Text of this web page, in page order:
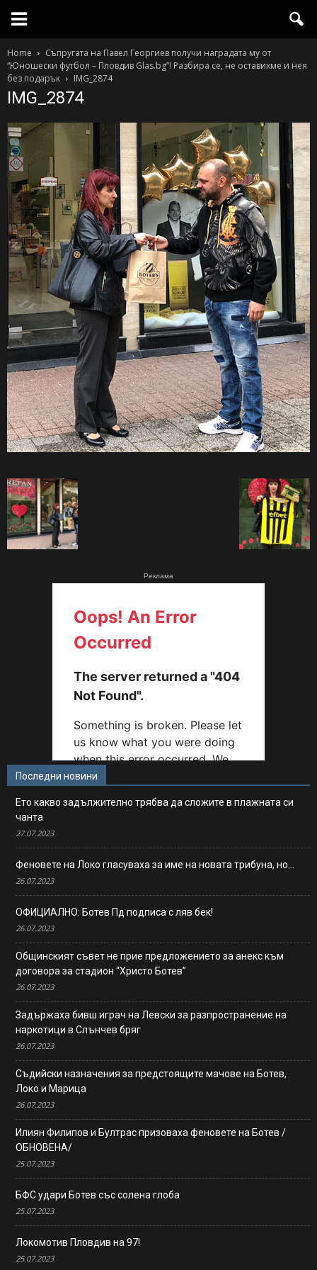
Home
Съпругата на Павел Георгиев получи наградата му от
“Юношески футбол – Пловдив Glas.bg”! Разбира се, не оставихме и нея
без подарък
IMG_2874
IMG_2874
Реклама
Последни новини
Ето какво задължително трябва да сложите в плажната си
чанта
27.07.2023
Феновете на Локо гласуваха за име на новата трибуна, но…
26.07.2023
ОФИЦИАЛНО: Ботев Пд подписа с ляв бек!
26.07.2023
Общинският съвет не прие предложението за анекс към
договора за стадион “Христо Ботев”
26.07.2023
Задържаха бивш играч на Левски за разпространение на
наркотици в Слънчев бряг
26.07.2023
Съдийски назначения за предстоящите мачове на Ботев,
Локо и Марица
26.07.2023
Илиян Филипов и Бултрас призоваха феновете на Ботев /
ОБНОВЕНА/
25.07.2023
БФС удари Ботев със солена глоба
25.07.2023
Локомотив Пловдив на 97!
25.07.2023